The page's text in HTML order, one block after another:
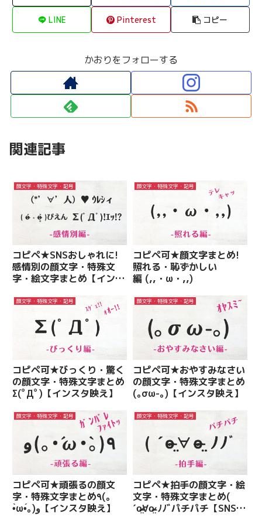
LINE Pinterest コピー
かおりをフォローする
関連記事
顔文字・特殊文字・記号
コピペ★SNSおしゃれに!
感情別の顔文字・特殊文
字・絵文字まとめ【インス
顔文字・特殊文字・記号
コピペ可★顔文字まとめ!
照れる・恥ずかしい
編 (,,・ω・,,)
顔文字・特殊文字・記号
コピペ可★びっくり・驚く
の顔文字・特殊文字まとめ
Σ(ﾟДﾟ)【インスタ映え】
顔文字・特殊文字・記号
コピペ可★おやすみなさい
の顔文字・特殊文字まとめ
(｡σω-｡)【インスタ映え】
顔文字・特殊文字・記号
コピペ可★頑張るの顔文
字・特殊文字まとめ٩(｡
•̀ω•́｡)و【インスタ映え】
顔文字・特殊文字・記号
コピペ★拍手の顔文字・絵
文字・特殊文字まとめ(
ˊo̴̶̷̤∀o̴̶̷̤ ﾉﾉﾞパチパチ【SNS映